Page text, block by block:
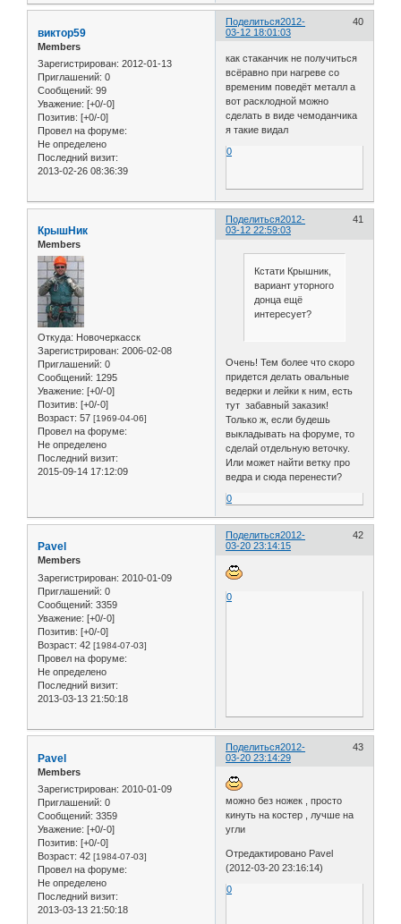
Поделиться 40
2012-
03-12 18:01:03
виктор59
Members
Зарегистрирован: 2012-01-13
Приглашений: 0
Сообщений: 99
Уважение: [+0/-0]
Позитив: [+0/-0]
Провел на форуме:
Не определено
Последний визит:
2013-02-26 08:36:39
как стаканчик не получиться
всёравно при нагреве со
временим поведёт металл а
вот расклодной можно
сделать в виде чемоданчика
я такие видал
0
Поделиться 41
2012-
03-12 22:59:03
КрышНик
Members
Откуда: Новочеркасск
Зарегистрирован: 2006-02-08
Приглашений: 0
Сообщений: 1295
Уважение: [+0/-0]
Позитив: [+0/-0]
Возраст: 57 [1969-04-06]
Провел на форуме:
Не определено
Последний визит:
2015-09-14 17:12:09
Кстати Крышник,
вариант уторного
донца ещё
интересует?
Очень! Тем более что скоро
придется делать овальные
ведерки и лейки к ним, есть
тут забавный заказик!
Только ж, если будешь
выкладывать на форуме, то
сделай отдельную веточку.
Или может найти ветку про
ведра и сюда перенести?
0
Поделиться 42
2012-
03-20 23:14:15
Pavel
Members
Зарегистрирован: 2010-01-09
Приглашений: 0
Сообщений: 3359
Уважение: [+0/-0]
Позитив: [+0/-0]
Возраст: 42 [1984-07-03]
Провел на форуме:
Не определено
Последний визит:
2013-03-13 21:50:18
0
Поделиться 43
2012-
03-20 23:14:29
Pavel
Members
Зарегистрирован: 2010-01-09
Приглашений: 0
Сообщений: 3359
Уважение: [+0/-0]
Позитив: [+0/-0]
Возраст: 42 [1984-07-03]
Провел на форуме:
Не определено
Последний визит:
2013-03-13 21:50:18
можно без ножек , просто
кинуть на костер , лучше на
угли
Отредактировано Pavel
(2012-03-20 23:16:14)
0